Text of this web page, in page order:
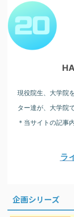
現役院生、大学院
ター達が、大学院
＊当サイトの記事
ラ
企画シリーズ